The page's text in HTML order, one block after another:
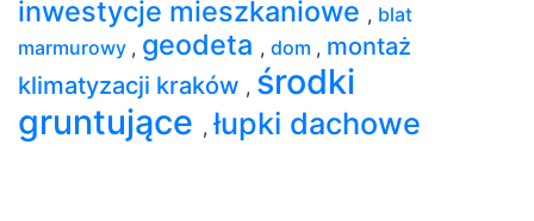
inwestycje mieszkaniowe , blat
marmurowy , geodeta , dom , montaż
klimatyzacji kraków , środki
gruntujące , łupki dachowe